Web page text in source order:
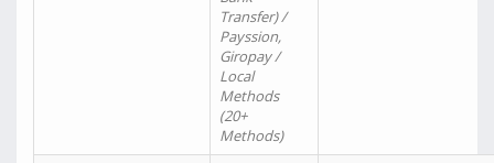
Transfer) /
Payssion,
Giropay /
Local
Methods
(20+
Methods)